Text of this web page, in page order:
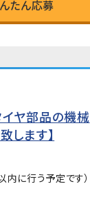
たん応募
ヤ部品の機械
します】
に行う予定です）